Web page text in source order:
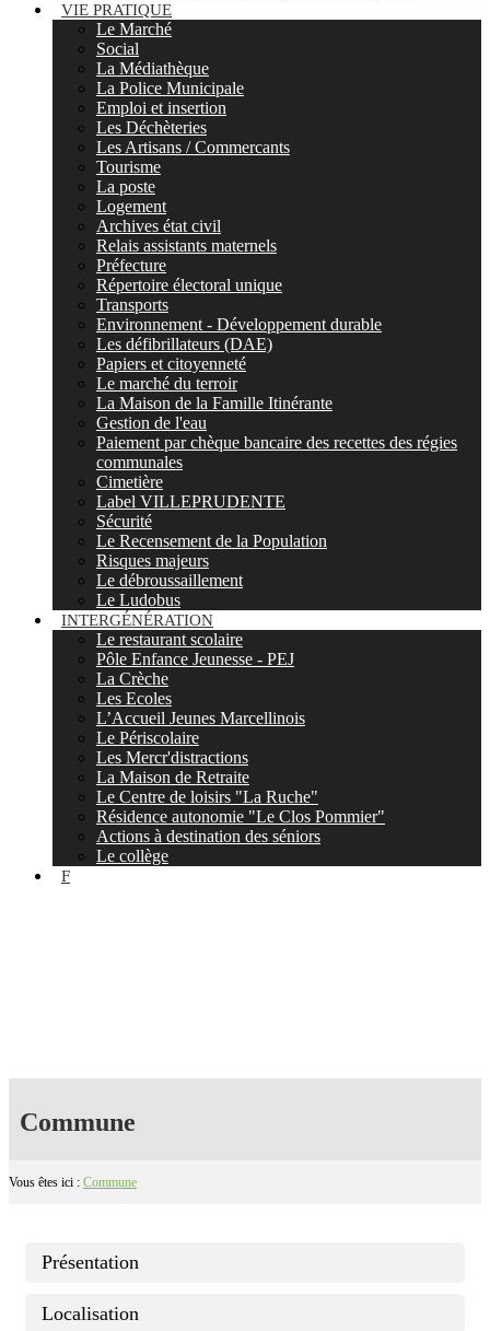
VIE PRATIQUE
Le Marché
Social
La Médiathèque
La Police Municipale
Emploi et insertion
Les Déchèteries
Les Artisans / Commercants
Tourisme
La poste
Logement
Archives état civil
Relais assistants maternels
Préfecture
Répertoire électoral unique
Transports
Environnement - Développement durable
Les défibrillateurs (DAE)
Papiers et citoyenneté
Le marché du terroir
La Maison de la Famille Itinérante
Gestion de l'eau
Paiement par chèque bancaire des recettes des régies
communales
Cimetière
Label VILLEPRUDENTE
Sécurité
Le Recensement de la Population
Risques majeurs
Le débroussaillement
Le Ludobus
INTERGÉNÉRATION
Le restaurant scolaire
Pôle Enfance Jeunesse - PEJ
La Crèche
Les Ecoles
L’Accueil Jeunes Marcellinois
Le Périscolaire
Les Mercr'distractions
La Maison de Retraite
Le Centre de loisirs "La Ruche"
Résidence autonomie "Le Clos Pommier"
Actions à destination des séniors
Le collège
F
Commune
Vous êtes ici : Commune
Présentation
Localisation